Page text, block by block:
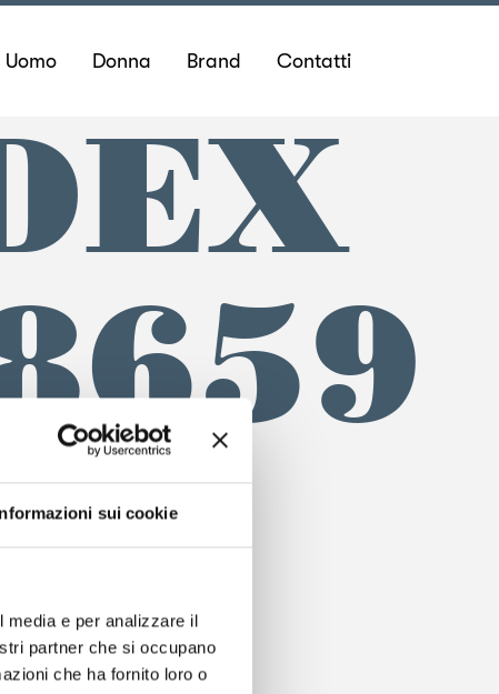
sui cookie
media e per analizzare il
partner che si occupano
che ha fornito loro o
Uomo Donna Brand Contatti